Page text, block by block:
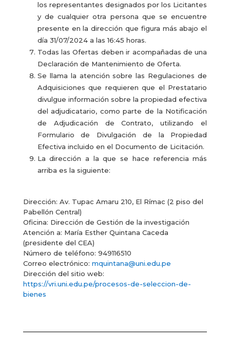
los representantes designados por los Licitantes
y de cualquier otra persona que se encuentre
presente en la dirección que figura más abajo el
día 31/07/2024 a las 16:45 horas.
Todas las Ofertas deben ir acompañadas de una
Declaración de Mantenimiento de Oferta.
Se llama la atención sobre las Regulaciones de
Adquisiciones que requieren que el Prestatario
divulgue información sobre la propiedad efectiva
del adjudicatario, como parte de la Notificación
de Adjudicación de Contrato, utilizando el
Formulario de Divulgación de la Propiedad
Efectiva incluido en el Documento de Licitación.
La dirección a la que se hace referencia más
arriba es la siguiente:
Dirección: Av. Tupac Amaru 210, El Rímac (2 piso del
Pabellón Central)
Oficina: Dirección de Gestión de la investigación
Atención a: María Esther Quintana Caceda
(presidente del CEA)
Número de teléfono: 949116510
Correo electrónico: mquintana@uni.edu.pe
Dirección del sitio web:
https://vri.uni.edu.pe/procesos-de-seleccion-de-
bienes